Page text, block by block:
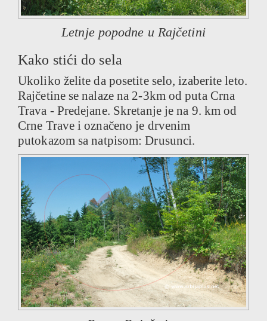
Letnje popodne u Rajčetini
Kako stići do sela
Ukoliko želite da posetite selo, izaberite leto.
Rajčetine se nalaze na 2-3km od puta Crna
Trava - Predejane. Skretanje je na 9. km od
Crne Trave i označeno je drvenim
putokazom sa natpisom: Drusunci.